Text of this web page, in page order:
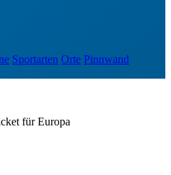
Sportarten Orte Pinnwand
für Europa